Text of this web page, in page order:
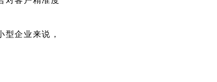
企业来说，